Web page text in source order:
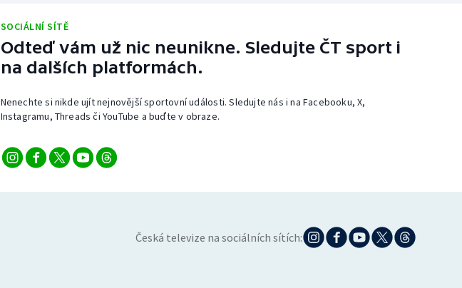
SOCIÁLNÍ SÍTĚ
Odteď vám už nic neunikne. Sledujte ČT sport i
na dalších platformách.
Nenechte si nikde ujít nejnovější sportovní události. Sledujte nás i na Facebooku, X,
Instagramu, Threads či YouTube a buďte v obraze.
Česká televize na sociálních sítích: